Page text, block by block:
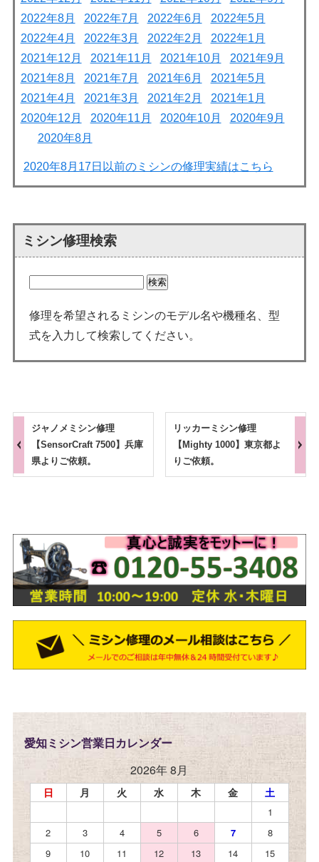
2022年8月
2022年7月 2022年6月
2022年5月
2022年4月
2022年3月 2022年2月
2022年1月
2021年12月
2021年11月 2021年10月
2021年9月
2021年8月
2021年7月 2021年6月
2021年5月
2021年4月
2021年3月 2021年2月
2021年1月
2020年12月
2020年11月 2020年10月
2020年9月
2020年8月
2020年8月17日以前のミシンの修理実績はこちら
ミシン修理検索
修理を希望されるミシンのモデル名や機種名、型
式を入力して検索してください。
ジャノメミシン修理
【SensorCraft 7500】兵庫
県よりご依頼。
リッカーミシン修理
【Mighty 1000】東京都よ
りご依頼。
愛知ミシン営業日カレンダー
2026年 8月
日 月 火 水 木 金 土
1
2
3 4 5 6 7
8
9
10 11 12 13 14
15